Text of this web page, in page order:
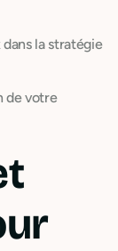
la stratégie
de votre